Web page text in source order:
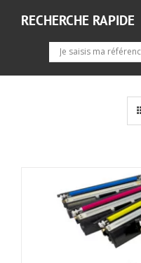
RECHERCHE RAPIDE